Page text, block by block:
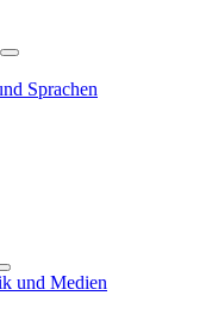
Sprachen
und Medien